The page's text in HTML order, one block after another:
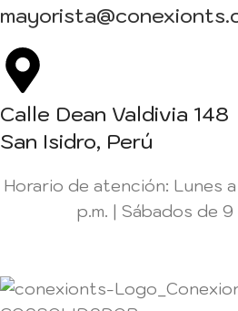
Calle Dean Valdivia 148
San Isidro, Perú
Horario de atención: Lunes
p.m. | Sábados de 9